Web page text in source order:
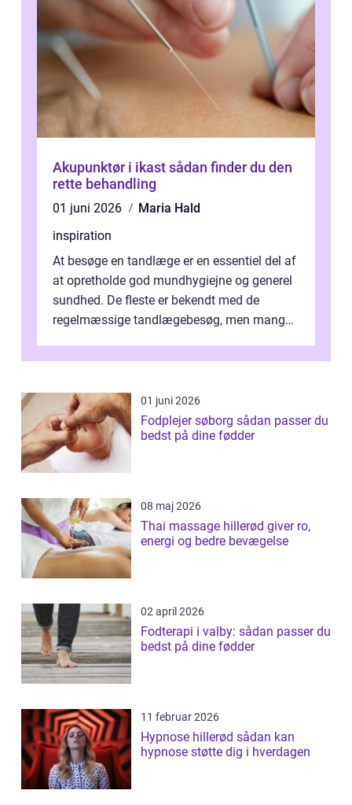
Akupunktør i ikast sådan finder du den
rette behandling
01 juni 2026
Maria Hald
inspiration
At besøge en tandlæge er en essentiel del af
at opretholde god mundhygiejne og generel
sundhed. De fleste er bekendt med de
regelmæssige tandlægebesøg, men mange
01 juni 2026
Fodplejer søborg sådan passer du
bedst på dine fødder
08 maj 2026
Thai massage hillerød giver ro,
energi og bedre bevægelse
02 april 2026
Fodterapi i valby: sådan passer du
bedst på dine fødder
11 februar 2026
Hypnose hillerød sådan kan
hypnose støtte dig i hverdagen